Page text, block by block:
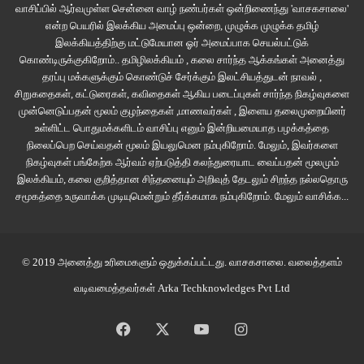
நிலவே கண்ணுக்குத் தெரியவில்லை. பொழியும் மழையில் மங்கலாகத் தெரிந்த
தாஜ்மஹால் சிதம்பரத்திற்கு பெரிதும் ஏமாற்றத்தைக் கொடுத்தது. இளமையில்
அவர் ரசித்துப் பார்த்த‌ ‘பாவை விளக்கு’ படத்தில் சிவாஜியும் சாவித்திரியும்
தாஜ்மஹாலில் காதலில் உருகி நடித்து, சி.எஸ்.ஜெயராமனும், சுசீலாவும் பாடிய
‘காவியமா? நெஞ்சின் ஓவியமா?’ என்ற பாடல் மனதில் கறுப்பு வெள்ளைப் படமாக
ஓட, கொட்டும் மழையைப் பார்த்து மறுகி கசப்புடன் , ‘திரும்பி டெல்லி
போலாமடா?’ என்றார் விரக்தியாக. ‘வேணும்னா ஒரு நாள்
தங்கி நாளைக்கு முயற்சி பண்ணிப் பார்க்கலாமாப்பா?’ என்றான் கருணாகரன்.
அவனுக்கு சிதம்பரத்தின் வாடிய‌ முகத்தைப் பார்க்கப் பரிதாபமாக
இருந்தது. ‘வேண்டாம்டா… டிரைவர் சொல்றதப் பார்த்தா மழை
கிளம்பு..’ என்றார் உறுதியாக.
சிரமப்பட வேண்டி இருந்தது. பெங்களூரில் டாட்டா இன்ஸ்ட்டியூட்டில் வேலை
வாசிப்பில் ஆர்வமுள்ள சென்னை வாழ் நண்பர்கள் ஒன்றிணைந்து 'வாசகசாலை'
என்ற பெயரில் இலக்கிய அமைப்பு ஒன்றை, முழுக்க முழுக்க தமிழ்
இலக்கியத்திற்கு மட்டுமேயான ஓர் அமைப்பாக செயல்பட்டுக்
கொண்டிருக்குகிறோம்.. தமிழிலக்கியம் , கலை சார்ந்த ஆக்கங்கள் அனைத்து
தரப்பு மக்களுக்கும் கொண்டுச் சேர்க்கும் இலட்சியத்துடன் நாவல் ,
சிறுகதைகள், கட்டுரைகள், கவிதைகள் ஆகிய படைப்புகள் சார்ந்த நிகழ்வுகளை
முன்னெடுப்பதன் மூலம் குழந்தைகள் ,மாணவர்கள் , இளைய தலைமுறையினர்
உள்ளிட்ட பொதுமக்களிடம் வாசிப்பு எனும் இன்றியமையாத பழக்கத்தை
நிலைப்பெற செய்வதன் மூலம் இயலுமென நம்புகிறோம். மேலும், இவர்களை
நிகழ்வுகள் பங்கேற்க ஆர்வம் ஏற்படுத்தி கலந்துரையாட வைப்பதன் மூலமும்
இலக்கியம், கலை குறித்தான சிந்தனையும் அறிவுத் தேடலும் சிறந்த நல்லதொரு
சமூகத்தை உருவாக்க முடியுமென்றும் தீர்க்கமாக நம்புகிறோம். மேலும் வாசிக்க...
© 2019 அனைத்து உரிமைகளும் ஒதுக்கப்பட்டது. வாசகசாலை. வலைத்தளம்
வடிவமைத்தவர்கள் Arka Techknowledges Pvt Ltd
Facebook YouTubeInstagram